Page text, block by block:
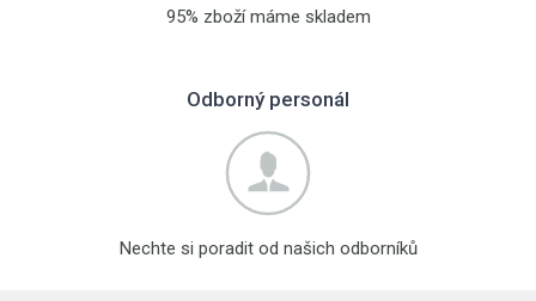
95% zboží máme skladem
Odborný personál
Nechte si poradit od našich odborníků